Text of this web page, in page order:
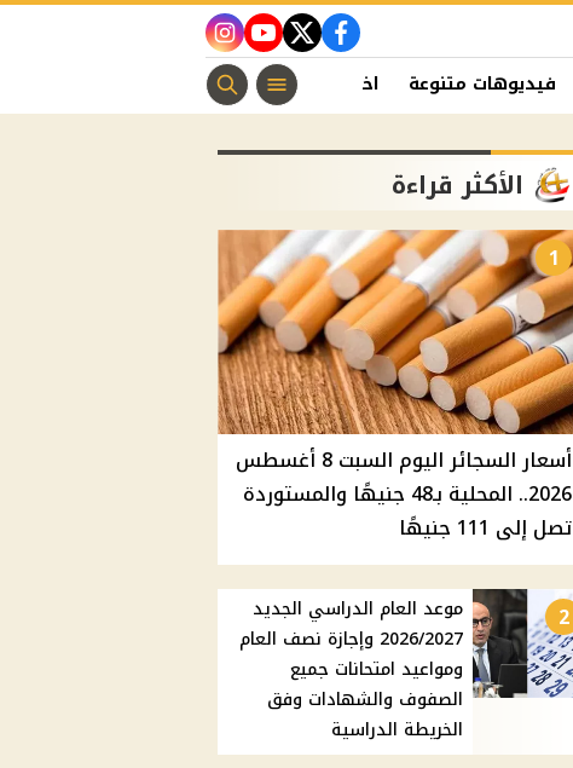
facebook
twitter
youtube
instagram
فيديوهات متنوعة اخبار الفن منوعات مسيحية
الأكثر قراءة
1
أسعار السجائر اليوم السبت 8 أغسطس
2026.. المحلية بـ48 جنيهًا والمستوردة
تصل إلى 111 جنيهًا
2
موعد العام الدراسي الجديد
2026/2027 وإجازة نصف العام
ومواعيد امتحانات جميع
الصفوف والشهادات وفق
الخريطة الدراسية